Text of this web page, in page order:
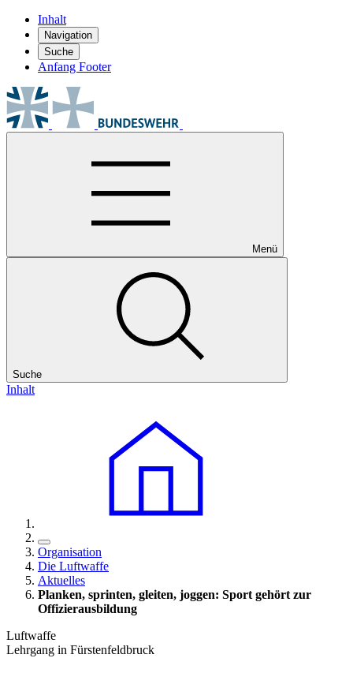
Inhalt
Navigation
Suche
Anfang Footer
Menü
Suche
Inhalt
Organisation
Die Luftwaffe
Aktuelles
Planken, sprinten, gleiten, joggen: Sport gehört zur
Offizierausbildung
Luftwaffe
Lehrgang in Fürstenfeldbruck